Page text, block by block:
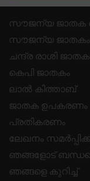
സൗജന്യ ജാതക
സൗജന്യ ജാതകം
ചന്ദ്ര രാശി
കെപി ജാതകം
ലാൽ കിത്താബ്
ജാതക ഉപകരണം
പ്രതികരണം
ലേഖനം
ഞങ്ങളോട്
ഞങ്ങളെ കുറിച്ച്